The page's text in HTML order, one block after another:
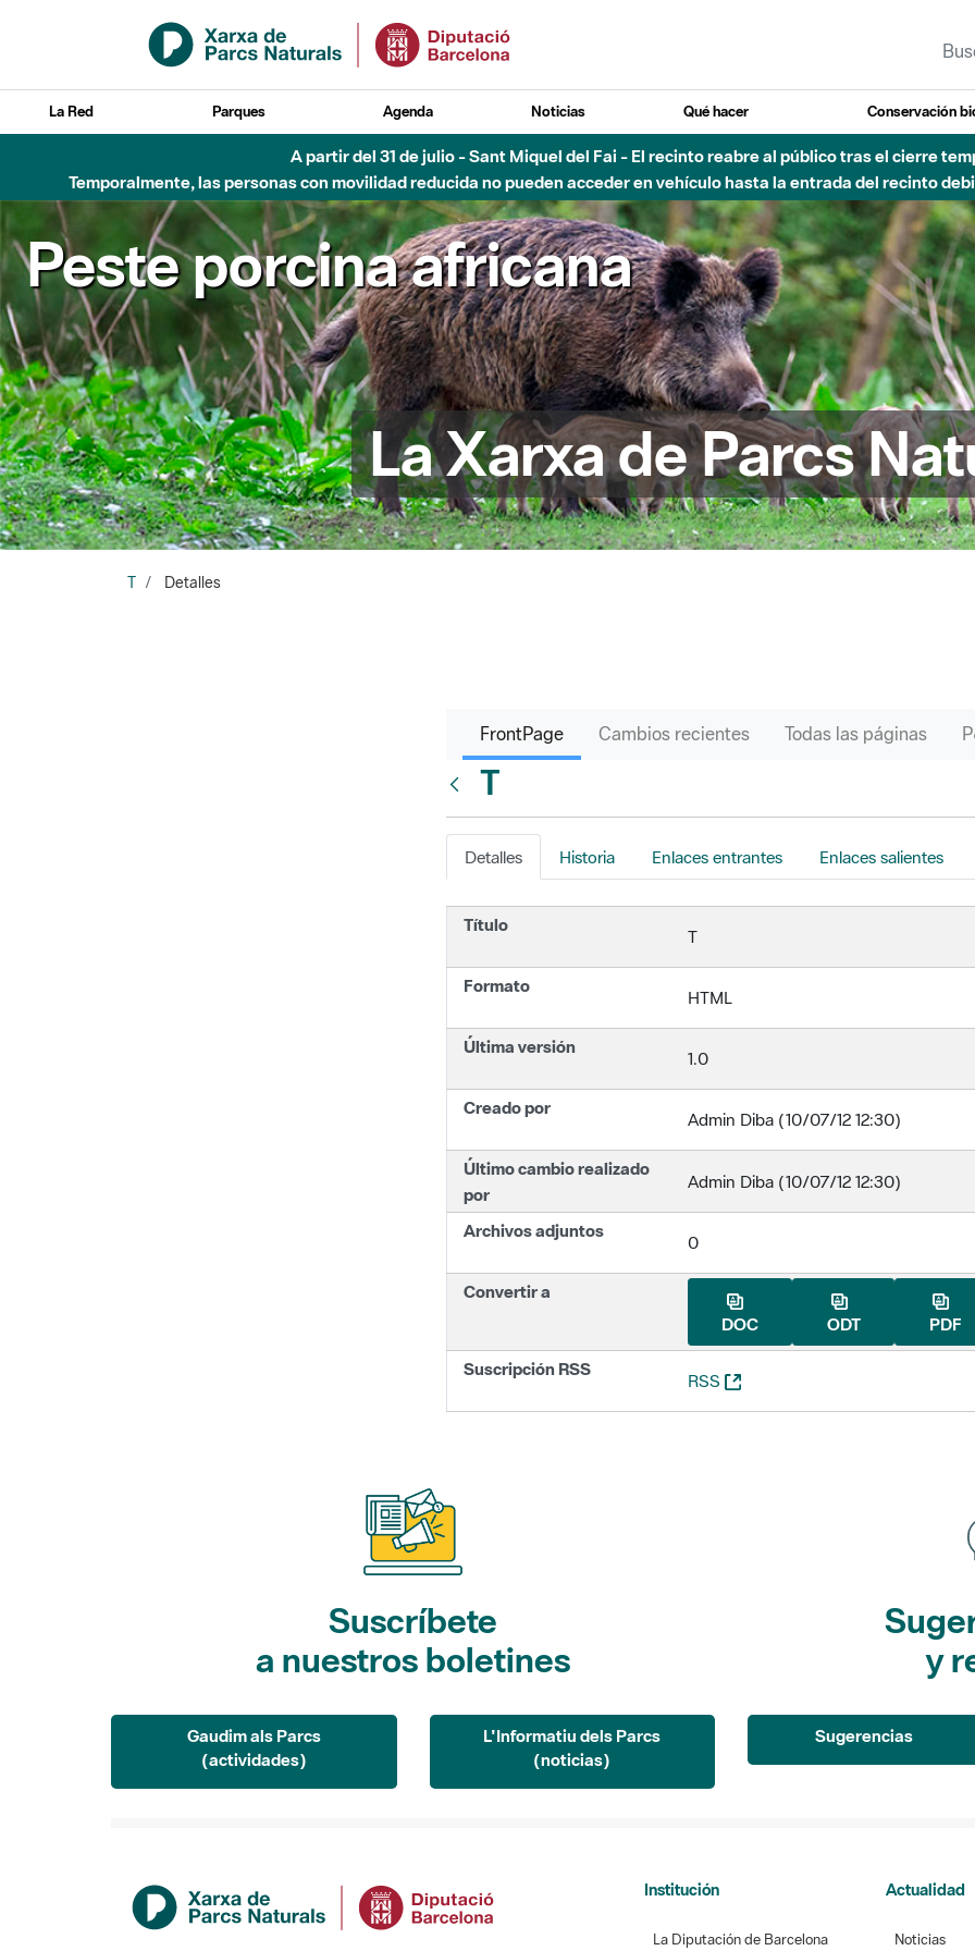
Saltar al contenido principal
La Red Parques Agenda Noticias Qué hacer Conservación
A partir del 31 de julio - Sant Miquel del Fai - El recinto reabre al público tras el cierre
Temporalmente, las personas con movilidad reducida no pueden acceder en vehículo hasta la entrada del recinto
Peste porcina africana
La Xarxa de Parcs
T Detalles
FrontPage Cambios recientes Todas las páginas
T
Detalles Historia Enlaces entrantes Enlaces salientes
Título
T
Formato
HTML
Última versión
1.0
Creado por
Admin Diba (10/07/12 12:30)
Último cambio realizado
por
Admin Diba (10/07/12 12:30)
Archivos adjuntos
0
Convertir a
DOC
ODT PDF
Suscripción RSS
RSS (Abre una nueva ventana)
Suscríbete
a nuestros boletines
Gaudim als Parcs
(actividades)
L'Informatiu dels Parcs
(noticias)
y
Sugerencias
Institución
La Diputación de Barcelona
Actualidad
Noticias